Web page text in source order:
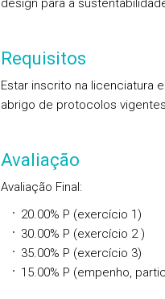
design para a
Requisitos
Estar inscrito na licenciatura
abrigo de protocolos
Avaliação
Avaliação Final:
20.00% P (exercício 1)
30.00% P (exercício 2 )
35.00% P (exercício 3)
15.00% P (empenho,